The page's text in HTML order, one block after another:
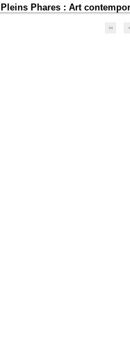
Pleins Phares : Art